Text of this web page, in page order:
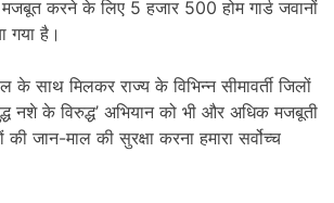
करने के लिए 5 हजार 500 होम गार्ड जवानों
गया है।
के साथ मिलकर राज्य के विभिन्न सीमावर्ती जिलों
नशे के विरुद्ध’ अभियान को भी और अधिक मजबूती
जान-माल की सुरक्षा करना हमारा सर्वोच्च